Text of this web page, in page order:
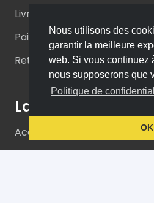
Nous utilisons des
garantir la meilleure
web. Si vous continuez
nous supposerons que
Politique de
OK
Livraison
Paiements
Retours
La boutique
Accompagnement PopSmart